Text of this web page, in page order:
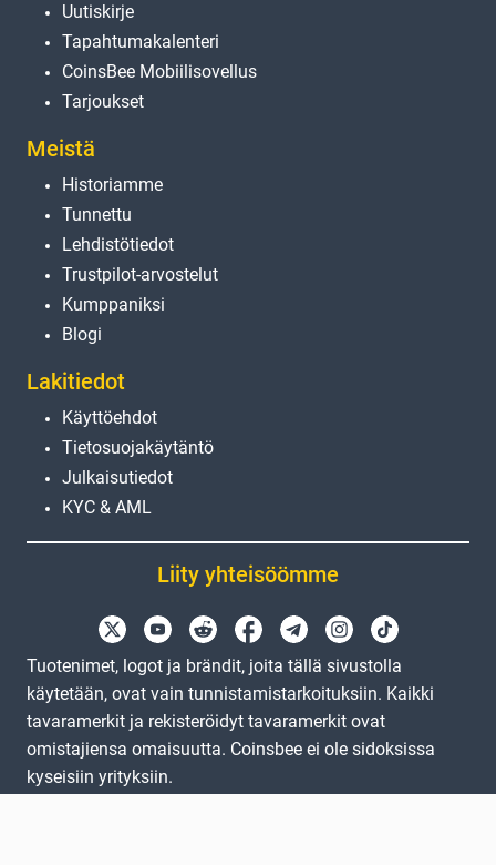
Uutiskirje
Tapahtumakalenteri
CoinsBee Mobiilisovellus
Tarjoukset
Meistä
Historiamme
Tunnettu
Lehdistötiedot
Trustpilot-arvostelut
Kumppaniksi
Blogi
Lakitiedot
Käyttöehdot
Tietosuojakäytäntö
Julkaisutiedot
KYC & AML
Liity yhteisöömme
Tuotenimet, logot ja brändit, joita tällä sivustolla
käytetään, ovat vain tunnistamistarkoituksiin. Kaikki
tavaramerkit ja rekisteröidyt tavaramerkit ovat
omistajiensa omaisuutta. Coinsbee ei ole sidoksissa
kyseisiin yrityksiin.